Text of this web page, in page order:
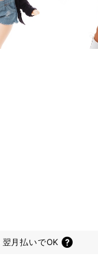
翌月払いでOK